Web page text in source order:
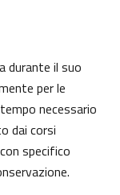
durante il suo
per le
necessario
dai corsi
specifico